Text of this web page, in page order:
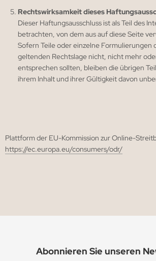
Rechtswirksamkeit dieses
Dieser Haftungsausschluss ist als Teil des
betrachten, von dem aus auf diese Seite
Sofern Teile oder einzelne Formulierungen
geltenden Rechtslage nicht, nicht mehr
entsprechen sollten, bleiben die übrigen
ihrem Inhalt und ihrer Gültigkeit davon
Plattform der EU-Kommission zur Online-
https://ec.europa.eu/consumers/odr/
Abonnieren Sie unseren